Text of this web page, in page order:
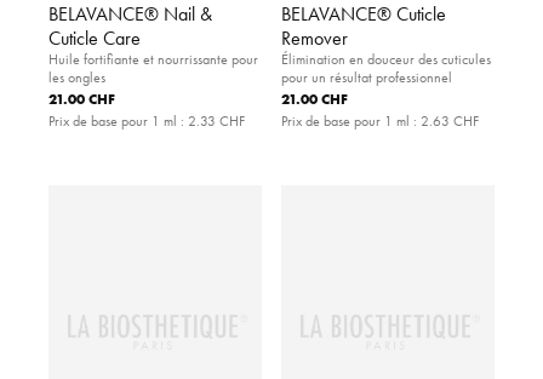
BELAVANCE® Nail &
Cuticle Care
Huile fortifiante et nourrissante pour
les ongles
21.00 CHF
Prix de base pour 1 ml : 2.33 CHF
BELAVANCE® Cuticle
Remover
Élimination en douceur des cuticules
pour un résultat professionnel
21.00 CHF
Prix de base pour 1 ml : 2.63 CHF